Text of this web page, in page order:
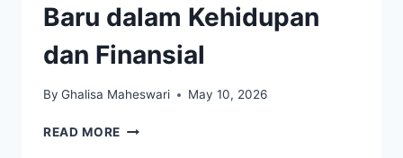
Baru dalam Kehidupan
dan Finansial
By Ghalisa Maheswari May 10, 2026
READ MORE SHIO